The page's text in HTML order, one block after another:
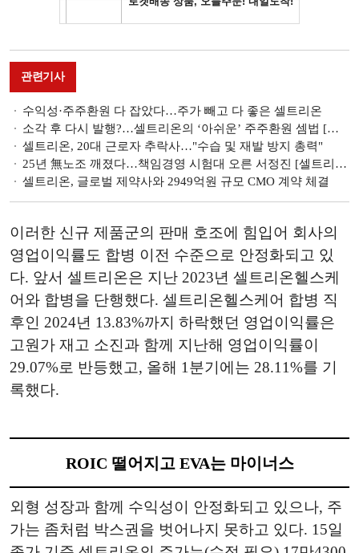
관련기사
수익성·주주환원 다 잡았다…주가 빼고 다 좋은 셀트리온
소각 후 다시 발행?…셀트리온의 ‘아쉬운’ 주주환원 셈법 [자사주 리포트]
셀트리온, 20대 근로자 추락사…"수습 및 재발 방지 총력"
25년 無노조 깨졌다…책임경영 시험대 오른 서정진 [셀트리온의 성장통 ①]
셀트리온, 글로벌 제약사와 2949억원 규모 CMO 계약 체결
이러한 신규 제품군의 판매 호조에 힘입어 회사의
영업이익률도 합병 이전 수준으로 안정화되고 있
다. 앞서 셀트리온은 지난 2023년 셀트리온헬스케
어와 합병을 단행했다. 셀트리온헬스케어 합병 직
후인 2024년 13.83%까지 하락했던 영업이익률은
고원가 재고 소진과 함께 지난해 영업이익률이
29.07%로 반등했고, 올해 1분기에는 28.11%를 기
록했다.
ROIC 떨어지고 EVA는 마이너스
외형 성장과 함께 수익성이 안정화되고 있으나, 주
가는 좀처럼 박스권을 벗어나지 못하고 있다. 15일